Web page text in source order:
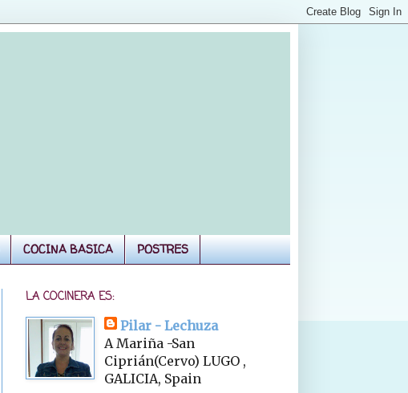
COCINA BASICA POSTRES
LA COCINERA ES:
Pilar - Lechuza
A Mariña -San
Ciprián(Cervo) LUGO ,
GALICIA, Spain